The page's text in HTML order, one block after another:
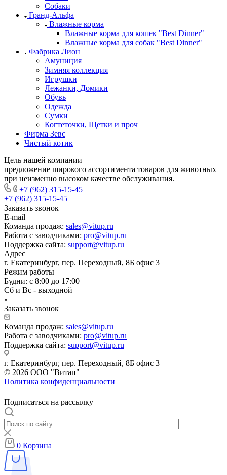
Собаки
Гранд-Альфа
Влажные корма
Влажные корма для кошек "Best Dinner"
Влажные корма для собак "Best Dinner"
Фабрика Лион
Амуниция
Зимняя коллекция
Игрушки
Лежанки, Домики
Обувь
Одежда
Сумки
Когтеточки, Щетки и проч
Фирма Зевс
Чистый котик
Цель нашей компании —
предложение широкого ассортимента товаров для животных
при неизменно высоком качестве обслуживания.
+7 (962) 315-15-45
+7 (962) 315-15-45
Заказать звонок
E-mail
Команда продаж: sales@vitup.ru
Работа с заводчиками: pro@vitup.ru
Поддержка сайта: support@vitup.ru
Адрес
г. Екатеринбург, пер. Переходный, 8Б офис 3
Режим работы
Будни: с 8:00 до 17:00
Сб и Вс - выходной
Заказать звонок
Команда продаж: sales@vitup.ru
Работа с заводчиками: pro@vitup.ru
Поддержка сайта: support@vitup.ru
г. Екатеринбург, пер. Переходный, 8Б офис 3
© 2026 ООО "Витап"
Политика конфиденциальности
Подписаться на рассылку
0 Корзина